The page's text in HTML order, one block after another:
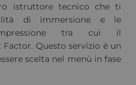
istruttore tecnico che ti
di immersione e le
tra cui il
Questo servizio è un
scelta nel menù in fase